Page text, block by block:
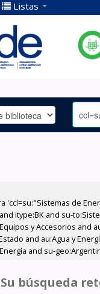
Listas
de
itype:BK and su-
y Accesorios and
and au:Agua y
and su-
Su búsqueda